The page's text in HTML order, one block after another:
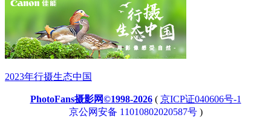
2023年行摄生态中国
PhotoFans摄影网©1998-2026( 京ICP证040606号-1
京公网安备 11010802020587号)